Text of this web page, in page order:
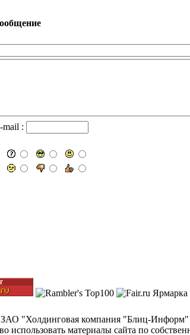
:
"Холдинговая компания "Блиц-Информ"
материалы сайта по